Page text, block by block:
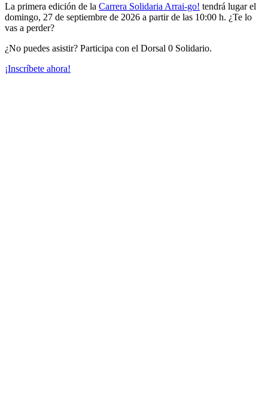
La primera edición de la Carrera Solidaria Arrai-go! tendrá lugar el
domingo, 27 de septiembre de 2026 a partir de las 10:00 h. ¿Te lo
vas a perder?
¿No puedes asistir? Participa con el Dorsal 0 Solidario.
¡Inscríbete ahora!